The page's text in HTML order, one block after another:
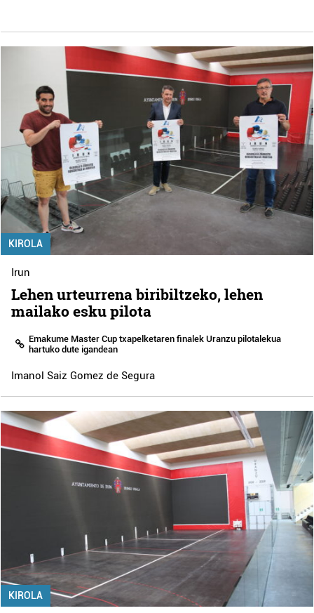
KIROLA
Irun
Lehen urteurrena biribiltzeko, lehen
mailako esku pilota
Emakume Master Cup txapelketaren finalek Uranzu pilotalekua
hartuko dute igandean
Imanol Saiz Gomez de Segura
KIROLA